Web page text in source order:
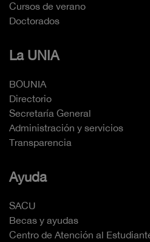
Cursos de verano
Doctorados
La UNIA
BOUNIA
Directorio
Secretaría General
Administración y servicios
Transparencia
Ayuda
SACU
Becas y ayudas
Centro de Atención al